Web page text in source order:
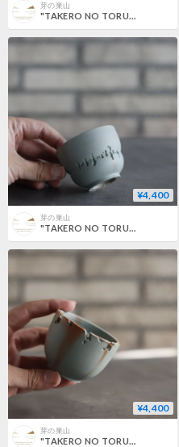
芽の巣山
"TAKERO NO TORUKO" (2.5号) no.802/132
¥4,400
芽の巣山
"TAKERO NO TORUKO" (2号) no.802/125
¥4,400
芽の巣山
"TAKERO NO TORUKO" (2.5号) no.802/123